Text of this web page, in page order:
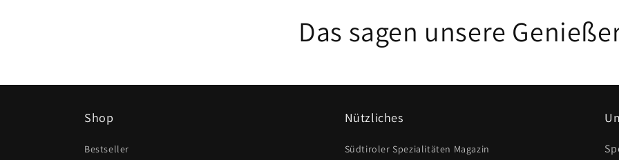
Das sagen unsere
Shop
Bestseller
Nützliches
Südtiroler Spezialitäten Magazin